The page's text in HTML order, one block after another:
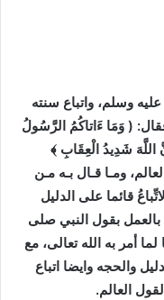
عليه وسلم، واتباع سنته
فقال: ( وَمَا ءَاتاكُمُ الرَّسُولُ
اللَّهَ شَدِيدُ الْعِقَابِ ﴾
العالم، ومـا قـال بـه مـن
قائما على الدليل
بالعمل بقول النبي صلى
أمر به الله تعالى، مع
والحجه وايضا اتباع
العالم.